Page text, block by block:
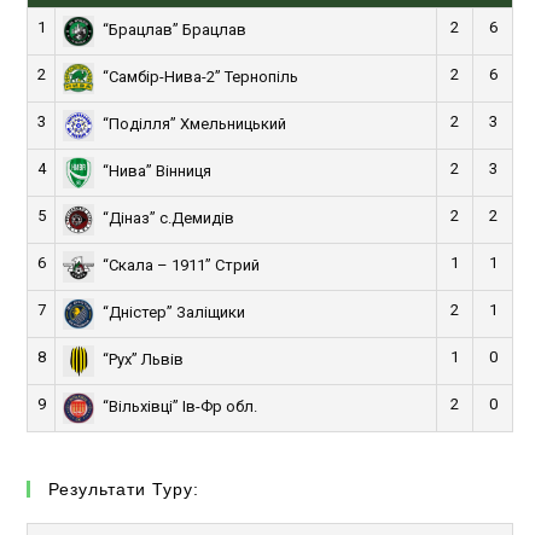
1 “Брацлав” Брацлав 2 6
2 “Самбір-Нива-2” Тернопіль 2 6
3 “Поділля” Хмельницький 2 3
4 “Нива” Вінниця 2 3
5 “Діназ” с.Демидів 2 2
6 “Скала – 1911” Стрий 1 1
7 “Дністер” Заліщики 2 1
8 “Рух” Львів 1 0
9 “Вільхівці” Ів-Фр обл. 2 0
Результати Туру: